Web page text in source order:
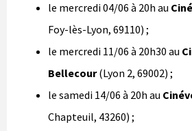
le mercredi 04/06 à 20h au
Foy-lès-Lyon, 69110) ;
le mercredi 11/06 à 20h30 au
Bellecour(Lyon 2, 69002) ;
le samedi 14/06 à 20h au
Chapteuil, 43260) ;